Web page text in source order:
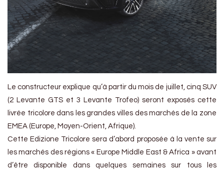
Le constructeur explique qu’à partir du mois de juillet, cinq SUV
(2 Levante GTS et 3 Levante Trofeo) seront exposés cette
livrée tricolore dans les grandes villes des marchés de la zone
EMEA (Europe, Moyen-Orient, Afrique).
Cette Edizione Tricolore sera d’abord proposée à la vente sur
les marchés des régions « Europe Middle East & Africa » avant
d’être disponible dans quelques semaines sur tous les